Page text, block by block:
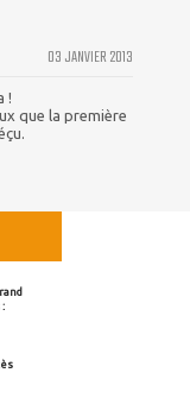
03 JANVIER 2013
!
que la première